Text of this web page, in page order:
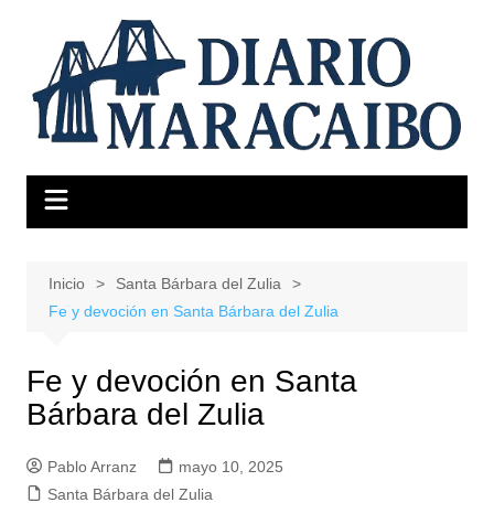
contenido
Inicio
Santa Bárbara del Zulia
Fe y devoción en Santa Bárbara del Zulia
Fe y devoción en Santa
Bárbara del Zulia
Pablo Arranz
mayo 10, 2025
Santa Bárbara del Zulia